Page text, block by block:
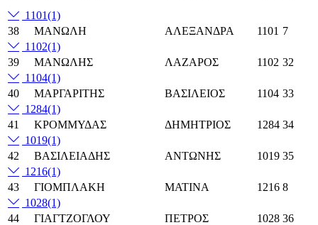
1101(1)
38
ΜΑΝΩΛΗ ΑΛΕΞΑΝΔΡΑ 1101 7
1102(1)
39
ΜΑΝΩΛΗΣ ΛΑΖΑΡΟΣ 1102 32
1104(1)
40
ΜΑΡΓΑΡΙΤΗΣ ΒΑΣΙΛΕΙΟΣ 1104 33
1284(1)
41
ΚΡΟΜΜΥΔΑΣ ΔΗΜΗΤΡΙΟΣ 1284 34
1019(1)
42
ΒΑΣΙΛΕΙΑΔΗΣ ΑΝΤΩΝΗΣ 1019 35
1216(1)
43
ΓΙΟΜΠΛΑΚΗ ΜΑΤΙΝΑ 1216 8
1028(1)
44
ΓΙΑΓΤΖΟΓΛΟΥ ΠΕΤΡΟΣ 1028 36